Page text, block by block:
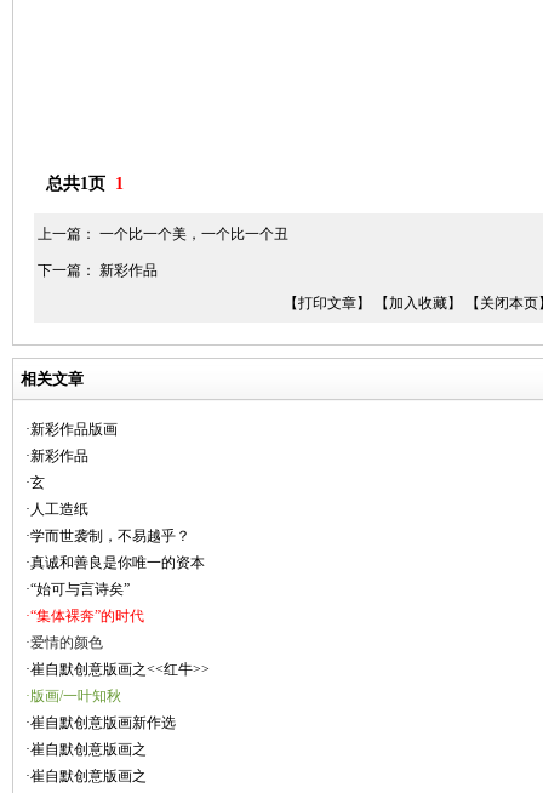
总共1页 1
上一篇： 一个比一个美，一个比一个丑
下一篇： 新彩作品
【打印文章】
【加入收藏】 【关闭本页
相关文章
·新彩作品版画
·新彩作品
·玄
·人工造纸
·学而世袭制，不易越乎？
·真诚和善良是你唯一的资本
·“始可与言诗矣”
·“集体裸奔”的时代
·爱情的颜色
·崔自默创意版画之<<红牛>>
·版画/一叶知秋
·崔自默创意版画新作选
·崔自默创意版画之
·崔自默创意版画之